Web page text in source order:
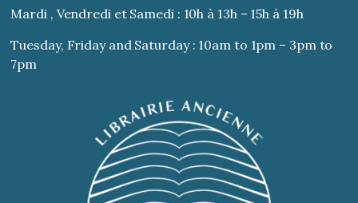
Mardi , Vendredi et Samedi : 10h à 13h – 15h à 19h
Tuesday, Friday and Saturday : 10am to 1pm – 3pm to
7pm